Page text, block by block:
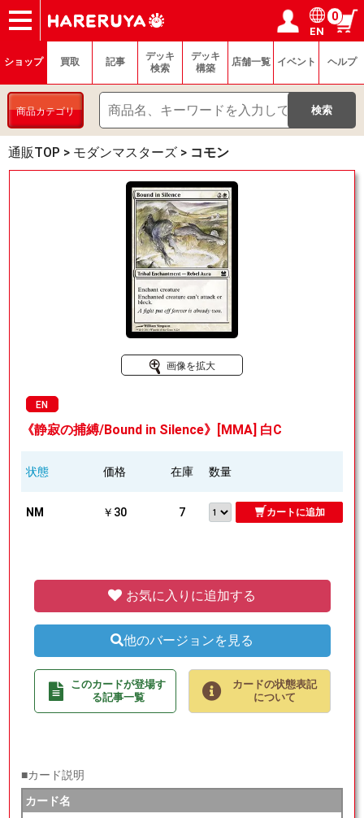
ショップ
買取
記事
デッキ検索
デッキ構築
選手一覧
店舗一覧
イベント
ヘルプ
お問い合わせ ログイン／会員登録
マイページ
EN
0
ショップ 買取 記事
デッキ
検索
デッキ
構築
店舗一覧 イベント ヘルプ
商品カテゴリ
通販TOP > モダンマスターズ > コモン
画像を拡大
EN
《静寂の捕縛/Bound in Silence》[MMA] 白C
状態 価格 在庫 数量
NM ￥30 7 カートに追加
お気に入りに追加する
他のバージョンを見る
このカードが登場す
る記事一覧
カードの状態表記
について
■カード説明
カード名